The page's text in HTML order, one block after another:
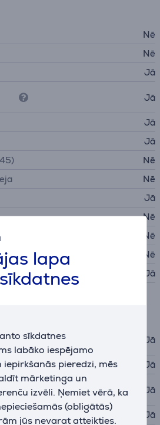
lapa
sīkdatnes
labāko iespējamo
pieredzi, mēs
mārketinga un
izvēli. Ņemiet vērā, ka
(obligātās)
jūs nevarat atteikties.
Nē
Nē
Jā
Jā
Jā
Jā
Nē
Nē
Jā
Nē
Nē
Nē
Jā
Jā
Jā
Jā
Jā